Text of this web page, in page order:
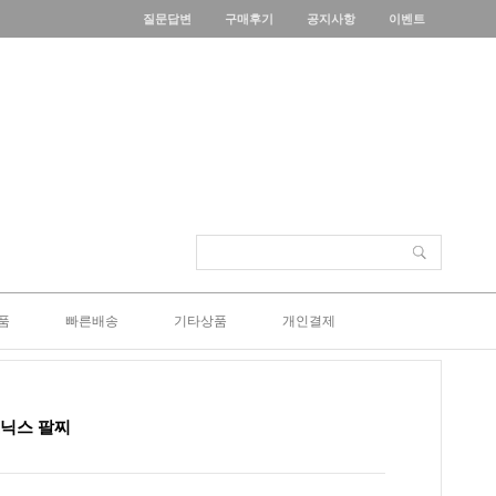
질문답변 구매후기 공지사항 이벤트
빠른배송 기타상품 개인결제
스 팔찌